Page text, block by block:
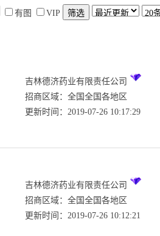
有图 VIP
吉林德济药业有限责任公司
招商区域：全国全国各地区
更新时间：2019-07-26 10:17:29
吉林德济药业有限责任公司
招商区域：全国全国各地区
更新时间：2019-07-26 10:12:21